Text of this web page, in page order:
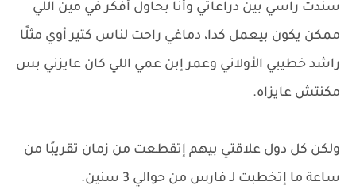
سندت راسي بين دراعاتي وأنا بحاول أفكر في مين اللي
ممكن يكون بيعمل كدا، دماغي راحت لناس كتير أوي مثلًا
راشد خطيبي الأولاني وعمر إبن عمي اللي كان عايزني بس
مكنتش عايزاه.
ولكن كل دول علاقتي بيهم إتقطعت من زمان تقريبًا من
ساعة ما إتخطبت لـ فارس من حوالي 3 سنين.